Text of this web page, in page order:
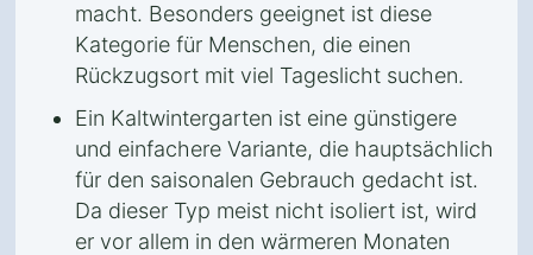
macht. Besonders geeignet ist diese
Kategorie für Menschen, die einen
Rückzugsort mit viel Tageslicht suchen.
Ein Kaltwintergarten ist eine günstigere
und einfachere Variante, die hauptsächlich
für den saisonalen Gebrauch gedacht ist.
Da dieser Typ meist nicht isoliert ist, wird
er vor allem in den wärmeren Monaten